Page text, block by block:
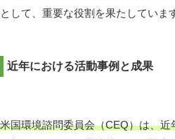
として、重要な役割を果たしていま
近年における活動事例と成果
米国環境諮問委員会（CEQ）は、